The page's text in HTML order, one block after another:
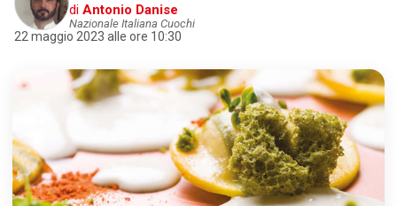
di Antonio Danise
Nazionale Italiana Cuochi
22 maggio 2023 alle ore 10:30